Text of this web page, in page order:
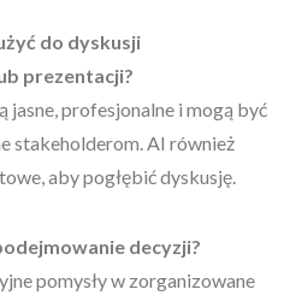
do dyskusji
prezentacji?
jasne, profesjonalne i mogą być
stakeholderom. AI również
aby pogłębić dyskusję.
decyzji?
pomysły w zorganizowane